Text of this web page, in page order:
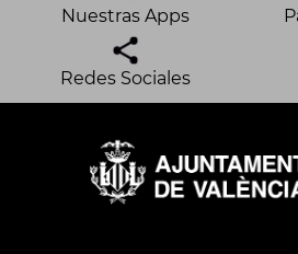
Nuestras Apps
Redes Sociales